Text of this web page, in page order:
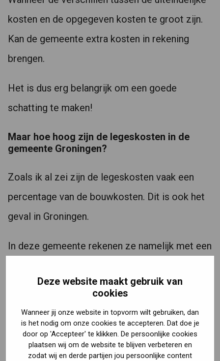
Deze website maakt gebruik van
cookies
Wanneer jij onze website in topvorm wilt gebruiken, dan
is het nodig om onze cookies te accepteren. Dat doe je
door op 'Accepteer' te klikken. De persoonlijke cookies
plaatsen wij om de website te blijven verbeteren en
zodat wij en derde partijen jou persoonlijke content
kosten en de opgegeven kosten te groot zijn.
Kan de gemeente extra kosten in rekening
brengen.
Het is dus erg belangrijk om een goede
schatting te maken!
Maar hoe hoog zijn de legeskosten in de
gemeente Groningen?
Zoals ik al zei zijn de legeskosten vaak een
percentage van de bouwkosten. Dit is ook het
geval in Groningen.
In deze gemeente rekenen ze namelijk met een
Zo betaal je voor een verbouwing van €500,-
een percentage van 27,83%. Nu is de kans dat
de verbouwing 500 euro kost natuurlijk niet zo
groot.